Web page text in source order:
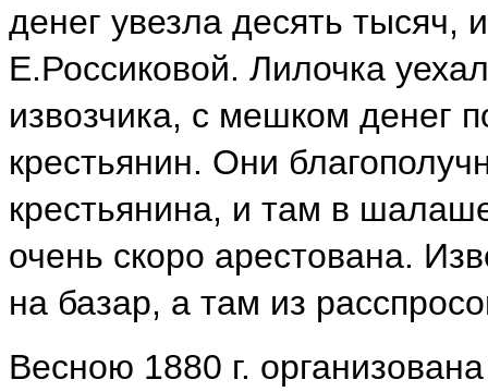
денег увезла десять тысяч,
Е.Россиковой. Лилочка
извозчика, с мешком денег
крестьянин. Они
крестьянина, и там в
очень скоро арестована.
на базар, а там из
Весною 1880 г.